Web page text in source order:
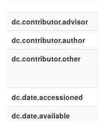
dc.contributor.advisor
dc.contributor.author
dc.contributor.other
dc.date.accessioned
dc.date.available